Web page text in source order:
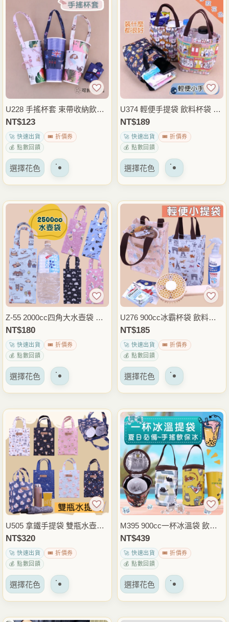
多
種
變
體。
可
以
在
產
頁
上
擇
U228 手搖杯套 束帶收納飲料
提袋 外帶杯提袋 手提杯袋 咖
啡杯套 通勤外出隨身提袋
NT$123
🚀 快速出貨
🎟️ 折價券
💰 點數回饋
選擇花色 該
有
多
種
變
體。
可
以
在
產
頁
上
擇
U374 輕便手提袋 飲料杯袋 防
潑水外帶飲料提袋 早餐袋 小
物收納包 外出隨身包 雨朵防
水包
NT$189
🚀 快速出貨
🎟️ 折價券
💰 點數回饋
選擇花色 該
有
種
變
體。
可
以
在
產
頁
上
擇
Z-55 2000cc四角大水壺袋 大
容量手提水壺提袋 水瓶袋 保
溫瓶袋 外出運動通勤包 雨朵
防水包
NT$180
🚀 快速出貨
🎟️ 折價券
💰 點數回饋
選擇花色 該
有
多
種
變
體。
可
以
在
產
頁
上
擇
U276 900cc冰霸杯袋 飲料杯
袋 手搖杯袋 水壺提袋 咖啡杯
套 外帶飲料袋 通勤外出隨身
提袋 雨朵防水包
NT$185
🚀 快速出貨
🎟️ 折價券
💰 點數回饋
選擇花色 該
有
多
種
變
體。
可
以
在
產
上
擇
U505 拿鐵手提袋 雙瓶水壺袋
900cc*2瓶大容量飲料提袋 保
溫瓶提袋 外帶飲料袋 通勤外
出隨身提袋
NT$320
🚀 快速出貨
🎟️ 折價券
💰 點數回饋
選擇花色 該
有
M395 900cc一杯冰溫袋 飲料
保冰袋 冰霸杯保冰袋 保冰保
溫杯袋 手搖杯袋 外帶飲料袋
雨朵防水包
NT$439
🚀 快速出貨
🎟️ 折價券
💰 點數回饋
選擇花色 該
有